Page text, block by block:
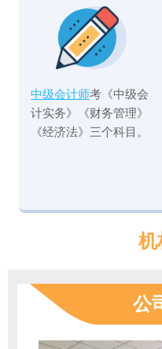
中级会计师考《中级会
计实务》《财务管理》
《经济法》三个科目。
机
公